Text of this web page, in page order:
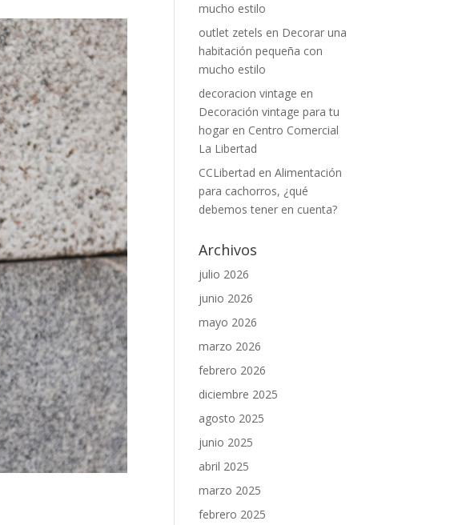
mucho estilo
outlet zetels en Decorar una
habitación pequeña con
mucho estilo
decoracion vintage en
Decoración vintage para tu
hogar en Centro Comercial
La Libertad
CCLibertad enAlimentación
para cachorros, ¿qué
debemos tener en cuenta?
Archivos
julio 2026
junio 2026
mayo 2026
marzo 2026
febrero 2026
diciembre 2025
agosto 2025
junio 2025
abril 2025
marzo 2025
febrero 2025